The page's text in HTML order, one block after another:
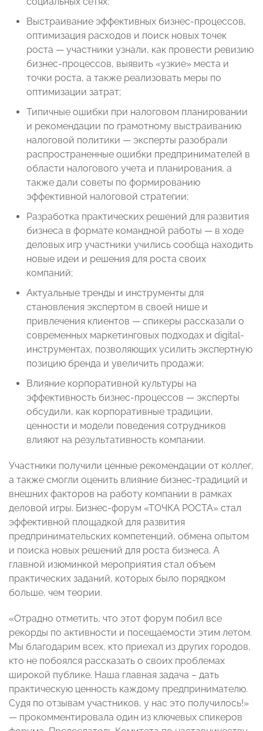
Выстраивание эффективных бизнес-процессов,
оптимизация расходов и поиск новых точек
роста — участники узнали, как провести ревизию
бизнес-процессов, выявить «узкие» места и
точки роста, а также реализовать меры по
оптимизации затрат;
Типичные ошибки при налоговом планировании
и рекомендации по грамотному выстраиванию
налоговой политики — эксперты разобрали
распространенные ошибки предпринимателей в
области налогового учета и планирования, а
также дали советы по формированию
эффективной налоговой стратегии;
Разработка практических решений для развития
бизнеса в формате командной работы — в ходе
деловых игр участники учились сообща находить
новые идеи и решения для роста своих
компаний;
Актуальные тренды и инструменты для
становления экспертом в своей нише и
привлечения клиентов — спикеры рассказали о
современных маркетинговых подходах и digital-
инструментах, позволяющих усилить экспертную
позицию бренда и увеличить продажи;
Влияние корпоративной культуры на
эффективность бизнес-процессов — эксперты
обсудили, как корпоративные традиции,
ценности и модели поведения сотрудников
влияют на результативность компании.
Участники получили ценные рекомендации от коллег,
а также смогли оценить влияние бизнес-традиций и
внешних факторов на работу компании в рамках
деловой игры. Бизнес-форум «ТОЧКА РОСТА» стал
эффективной площадкой для развития
предпринимательских компетенций, обмена опытом
и поиска новых решений для роста бизнеса. А
главной изюминкой мероприятия стал объем
практических заданий, которых было порядком
больше, чем теории.
«Отрадно отметить, что этот форум побил все
рекорды по активности и посещаемости этим летом.
Мы благодарим всех, кто приехал из других городов,
кто не побоялся рассказать о своих проблемах
широкой публике. Наша главная задача – дать
практическую ценность каждому предпринимателю.
Судя по отзывам участников, у нас это получилось!»
— прокомментировала один из ключевых спикеров